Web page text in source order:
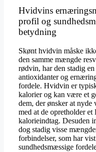
Hvidvins
profil og
betydning
Skønt hvidvin måske
den samme mængde
rødvin, har den stadig
antioxidanter og
fordele. Hvidvin er
kalorier og kan være et
dem, der ønsker at nyde
med at de opretholder et
kalorieindtag. Desuden
dog stadig visse
forbindelser, som har vist
sundhedsmæssige